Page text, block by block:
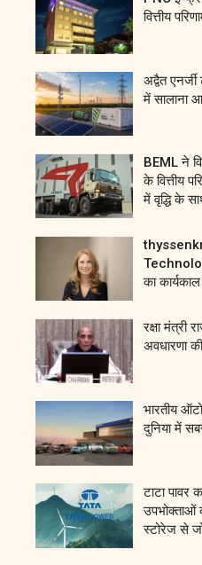
वित्तीय
अद्वैत
में सालाना
BEML ने
के वित्तीय
में वृद्धि के
का
रक्षा मंत्री
अवधारणा
भारतीय
दुनिया में
टाटा
उपभोक्ताओं
स्टोरेज से